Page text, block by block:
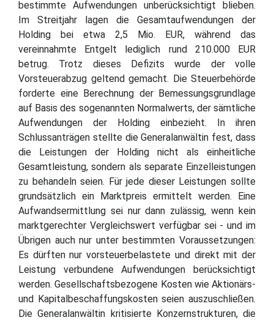
bestimmte Aufwendungen unberücksichtigt blieben.
Im Streitjahr lagen die Gesamtaufwendungen der
Holding bei etwa 2,5 Mio. EUR, während das
vereinnahmte Entgelt lediglich rund 210.000 EUR
betrug. Trotz dieses Defizits wurde der volle
Vorsteuerabzug geltend gemacht. Die Steuerbehörde
forderte eine Berechnung der Bemessungsgrundlage
auf Basis des sogenannten Normalwerts, der sämtliche
Aufwendungen der Holding einbezieht. In ihren
Schlussanträgen stellte die Generalanwältin fest, dass
die Leistungen der Holding nicht als einheitliche
Gesamtleistung, sondern als separate Einzelleistungen
zu behandeln seien. Für jede dieser Leistungen sollte
grundsätzlich ein Marktpreis ermittelt werden. Eine
Aufwandsermittlung sei nur dann zulässig, wenn kein
marktgerechter Vergleichswert verfügbar sei - und im
Übrigen auch nur unter bestimmten Voraussetzungen:
Es dürften nur vorsteuerbelastete und direkt mit der
Leistung verbundene Aufwendungen berücksichtigt
werden. Gesellschaftsbezogene Kosten wie Aktionärs-
und Kapitalbeschaffungskosten seien auszuschließen.
Die Generalanwältin kritisierte Konzernstrukturen, die